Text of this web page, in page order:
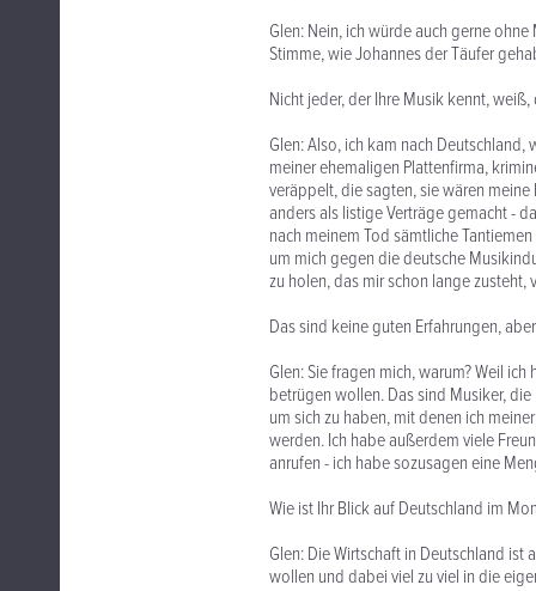
Glen: Nein, ich würde auch gerne
Stimme, wie Johannes der Täufer
Nicht jeder, der Ihre Musik kennt,
Glen: Also, ich kam nach
meiner ehemaligen Plattenfirma,
veräppelt, die sagten, sie wären
anders als listige Verträge gemacht -
nach meinem Tod sämtliche
um mich gegen die deutsche
zu holen, das mir schon lange
Das sind keine guten Erfahrungen,
Glen: Sie fragen mich, warum? Weil
betrügen wollen. Das sind Musiker,
um sich zu haben, mit denen ich
werden. Ich habe außerdem viele
anrufen - ich habe sozusagen eine
Wie ist Ihr Blick auf Deutschland im
Glen: Die Wirtschaft in Deutschland
wollen und dabei viel zu viel in die